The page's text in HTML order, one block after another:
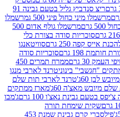
ריצ סנדביץ גליל בטעם גבינה 91
כחול פיני 500 ג
מרשמלו
מרשמלו גולף אדום 500
סודה בצורת כלי
גרם
סוויטאנגו
סוכריות סודה
ממרח תמרים 450
בינוניטרנד לארבי מנגו
טרנד לארבי תות שלם
60ג'
מארז ממתקים
נאצ'ו 100 גרם
ג'מבו
שימחת תורה
פילסברי קרם גבינת שמנת 453